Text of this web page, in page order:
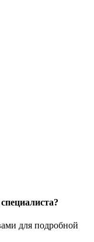
для подробной